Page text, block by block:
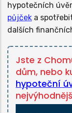
hypotečních
půjček a
dalších
Jste z
dům, nebo
hypoteční